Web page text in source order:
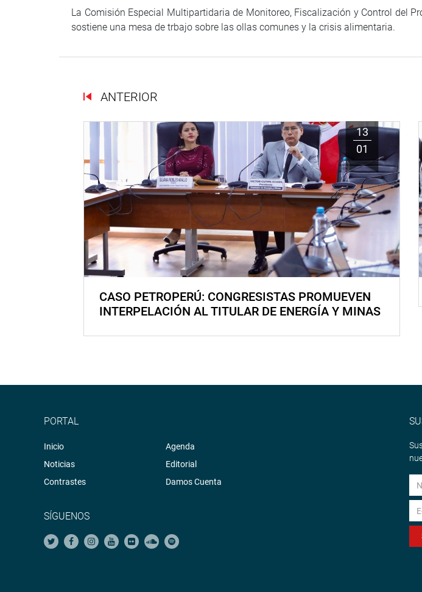
La Comisión Especial Multipartidaria de Monitoreo, Fiscalización y Control del
sostiene una mesa de trbajo sobre las ollas comunes y la crisis alimentaria.
ANTERIOR
13
01
CASO PETROPERÚ: CONGRESISTAS PROMUEVEN
INTERPELACIÓN AL TITULAR DE ENERGÍA Y MINAS
PORTAL
Inicio
Noticias
Contrastes
Agenda
Editorial
Damos Cuenta
SÍGUENOS